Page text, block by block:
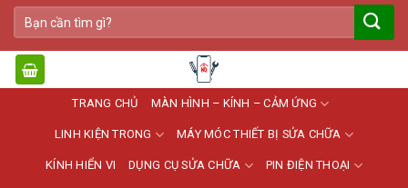
Bỏ
qua
nội
dung
Tìm
kiếm:
TRANG CHỦ MÀN HÌNH – KÍNH – CẢM ỨNG
LINH KIỆN TRONG MÁY MÓC THIẾT BỊ SỬA CHỮA
KÍNH HIỂN VI DỤNG CỤ SỬA CHỮA PIN ĐIỆN THOẠI